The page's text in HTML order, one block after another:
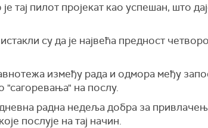
пилот пројекат као успешан, што
су да је највећа предност
између рада и одмора међу
"сагоревања" на послу.
радна недеља добра за
послује на тај начин.